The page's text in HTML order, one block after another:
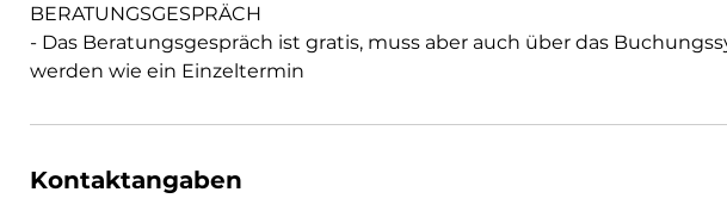
BERATUNGSGESPRÄCH
- Das Beratungsgespräch ist gratis, muss aber auch über das
werden wie ein Einzeltermin
Kontaktangaben